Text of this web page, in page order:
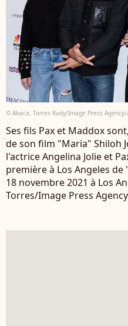
© Abaca, Torres Rudy/Image Press Agency/
Ses fils Pax et Maddox
de son film "Maria" Shiloh
l'actrice Angelina Jolie et
première à Los Angeles de
18 novembre 2021 à Los
Torres/Image Press